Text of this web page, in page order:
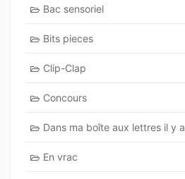
Bac sensoriel
Bits pieces
Clip-Clap
Concours
Dans ma boîte aux lettres il y a
En vrac